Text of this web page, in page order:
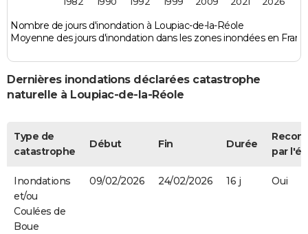
Nombre de jours d'inondation à Loupiac-de-la-Réole
Moyenne des jours d'inondation dans les zones inondées en
Dernières inondations déclarées catastrophe
naturelle à Loupiac-de-la-Réole
Type de
catastrophe
Début Fin Durée
par
Inondations
et/ou
Coulées de
Boue
09/02/2026 24/02/2026 16 j Oui